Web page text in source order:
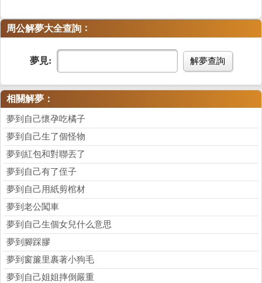
周公解夢大全查詢 ：
夢見: 解夢查詢
相關解夢：
夢到自己懷孕吃橘子
夢到自己生了個怪物
夢到紅包和對聯丟了
夢到自己有了侄子
夢到自己用紙剪棺材
夢到老公闖車
夢到自己生個女兒什么意思
夢到腳踩膠
夢到窗簾里裹著小狗毛
夢到自己姐姐摔倒嚴重